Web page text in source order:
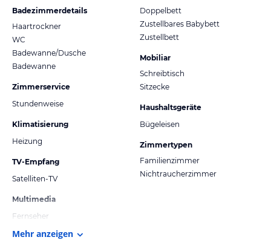
Badezimmerdetails
Haartrockner
WC
Badewanne/Dusche
Badewanne
Zimmerservice
Stundenweise
Klimatisierung
Heizung
TV-Empfang
Satelliten-TV
Multimedia
Fernseher
Doppelbett
Zustellbares Babybett
Zustellbett
Mobiliar
Schreibtisch
Sitzecke
Haushaltsgeräte
Bügeleisen
Zimmertypen
Familienzimmer
Nichtraucherzimmer
Mehr anzeigen